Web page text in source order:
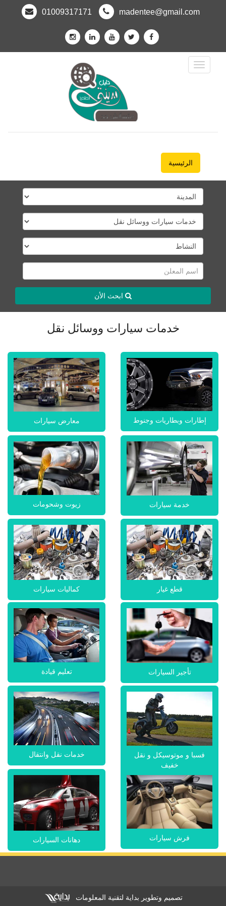
madentee@gmail.com
01009317171
Toggle
Navigation
الرئيسية
ابحث الأن
خدمات سيارات ووسائل نقل
إطارات وبطاريات وجنوط معارض سيارات
خدمة سيارات زيوت وشحومات
قطع غيار كماليات سيارات
تأجير السيارات تعليم قيادة
فسبا و موتوسيكل و نقل
خفيف
خدمات نقل وانتقال
فرش سيارات دهانات السيارات
تصميم وتطوير بداية لتقنية المعلومات